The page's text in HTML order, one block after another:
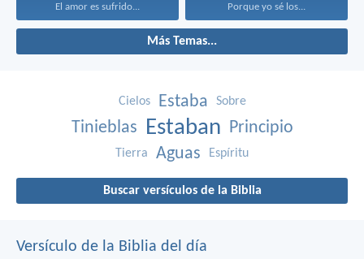
El amor es sufrido... Porque yo sé los...
Más Temas...
Cielos Estaba Sobre
Tinieblas Estaban Principio
Tierra Aguas Espíritu
Buscar versículos de la Biblia
Versículo de la Biblia del día